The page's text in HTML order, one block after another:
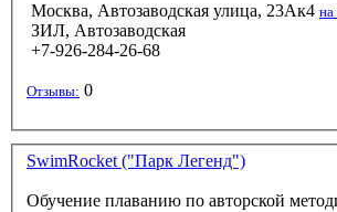
Москва, Автозаводская улица, 23Ак4 на
ЗИЛ, Автозаводская
+7-926-284-26-68
Отзывы: 0
SwimRocket ("Парк Легенд")
Обучение плаванию по авторской